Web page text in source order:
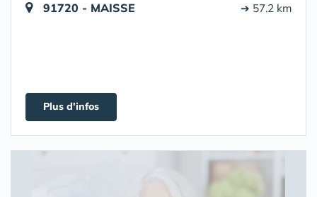
91720 - MAISSE ➔ 57.2 km
Plus d'infos